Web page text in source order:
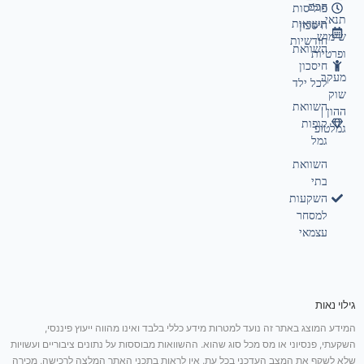
פוליסות
חיסכון
השוואת
חיסכון
לכל ילד
השוואת
קופות
גמל
השוואת
בתי
השקעות
למסחר
עצמאי
תנאי
שימוש
ופרטיות
מעקב
שוק
ההון |
גמלטופ
חכם
תשואות
חודשיות
גילוי נאות
המידע המוצג באתר זה נועד למטרות מידע כללי בלבד ואינו מהווה ייעוץ פיננסי,
השקעתי, פנסיוני או מס מכל סוג שהוא. ההשוואות מבוססות על נתונים ציבוריים ועשויות
שלא לשקף את המצב העדכני בכל עת. אין לראות בתכני האתר המלצה לרכישה, מכירה